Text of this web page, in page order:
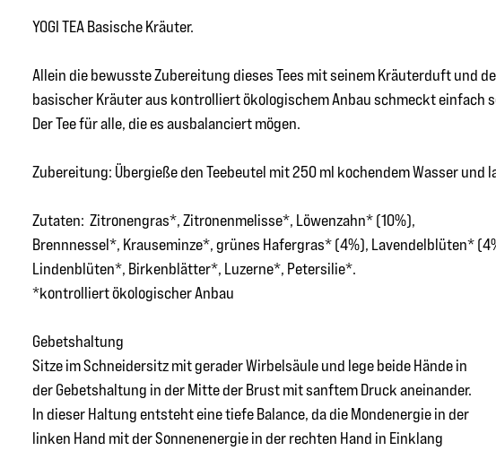
YOGI TEA Basische Kräuter.
Allein die bewusste Zubereitung dieses Tees mit seinem Kräuterduft und
basischer Kräuter aus kontrolliert ökologischem Anbau schmeckt einfach
Der Tee für alle, die es ausbalanciert mögen.
Zubereitung: Übergieße den Teebeutel mit 250 ml kochendem Wasser
Zutaten: Zitronengras*, Zitronenmelisse*, Löwenzahn* (10%),
Brennnessel*, Krauseminze*, grünes Hafergras* (4%), Lavendelblüten*
Lindenblüten*, Birkenblätter*, Luzerne*, Petersilie*.
*kontrolliert ökologischer Anbau
Gebetshaltung
Sitze im Schneidersitz mit gerader Wirbelsäule und lege beide Hände in
der Gebetshaltung in der Mitte der Brust mit sanftem Druck aneinander.
In dieser Haltung entsteht eine tiefe Balance, da die Mondenergie in der
linken Hand mit der Sonnenenergie in der rechten Hand in Einklang